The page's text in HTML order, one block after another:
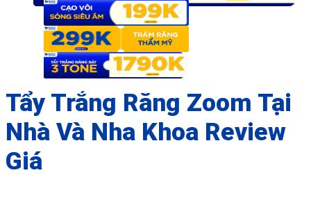
Tẩy Trắng Răng Zoom Tại
Nhà Và Nha Khoa Review
Giá